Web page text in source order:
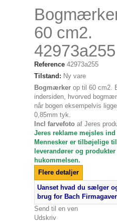
60 cm2.
42973a255
Reference 42973a255
Tilstand: Ny vare
Bogmærkerop til 60 cm2.
indersiden, hvorved
når bogen eksempelvis
0,85mm tyk.
Incl farvefotoaf Jeres
Jeres reklame mejsles
Mennesker er tilbøjelige
leverandører og
hukommelsen.
Flere detaljer
Uanset hvad du sælger
brug for Bach Firmagaver
Send til en ven
Udskriv